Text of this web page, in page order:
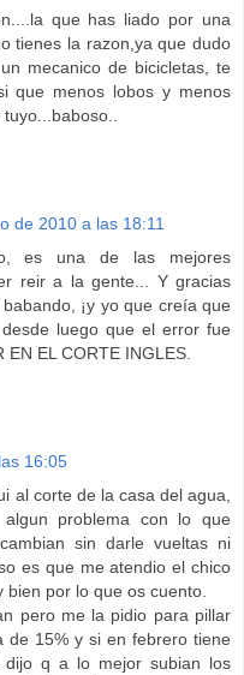
que has liado por una
tienes la razon,ya que dudo
mecanico de bicicletas, te
que menos lobos y menos
de 2010 a las 18:11
es una de las mejores
reir a la gente... Y gracias
¡y yo que creía que
luego que el error fue
EN EL CORTE INGLES.
16:05
al corte de la casa del agua,
problema con lo que
sin darle vueltas ni
es que me atendio el chico
bien por lo que os cuento.
pero me la pidio para pillar
de 15% y si en febrero tiene
dijo q a lo mejor subian los